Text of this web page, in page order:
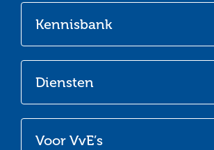
Voor VvE’s
Diensten
Kennisbank